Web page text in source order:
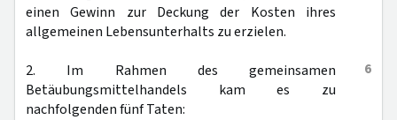
einen Gewinn zur Deckung der Kosten ihres
allgemeinen Lebensunterhalts zu erzielen.
6
2. Im Rahmen des gemeinsamen
Betäubungsmittelhandels kam es zu
nachfolgenden fünf Taten: